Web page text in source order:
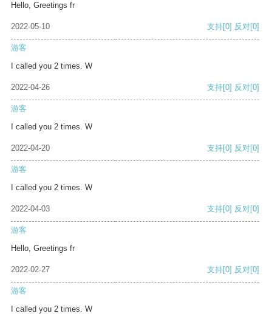
Hello, Greetings fr
2022-05-10 支持[0] 反对[0]
游客
I called you 2 times. W
2022-04-26 支持[0] 反对[0]
游客
I called you 2 times. W
2022-04-20 支持[0] 反对[0]
游客
I called you 2 times. W
2022-04-03 支持[0] 反对[0]
游客
Hello, Greetings fr
2022-02-27 支持[0] 反对[0]
游客
I called you 2 times. W